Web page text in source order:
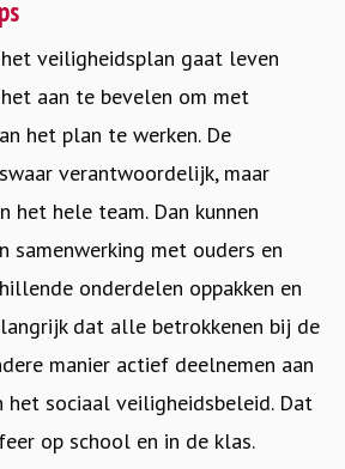
veiligheidsplan gaat leven
aan te bevelen om met
het plan te werken. De
verantwoordelijk, maar
het hele team. Dan kunnen
samenwerking met ouders en
onderdelen oppakken en
dat alle betrokkenen bij de
manier actief deelnemen aan
het sociaal veiligheidsbeleid. Dat
op school en in de klas.